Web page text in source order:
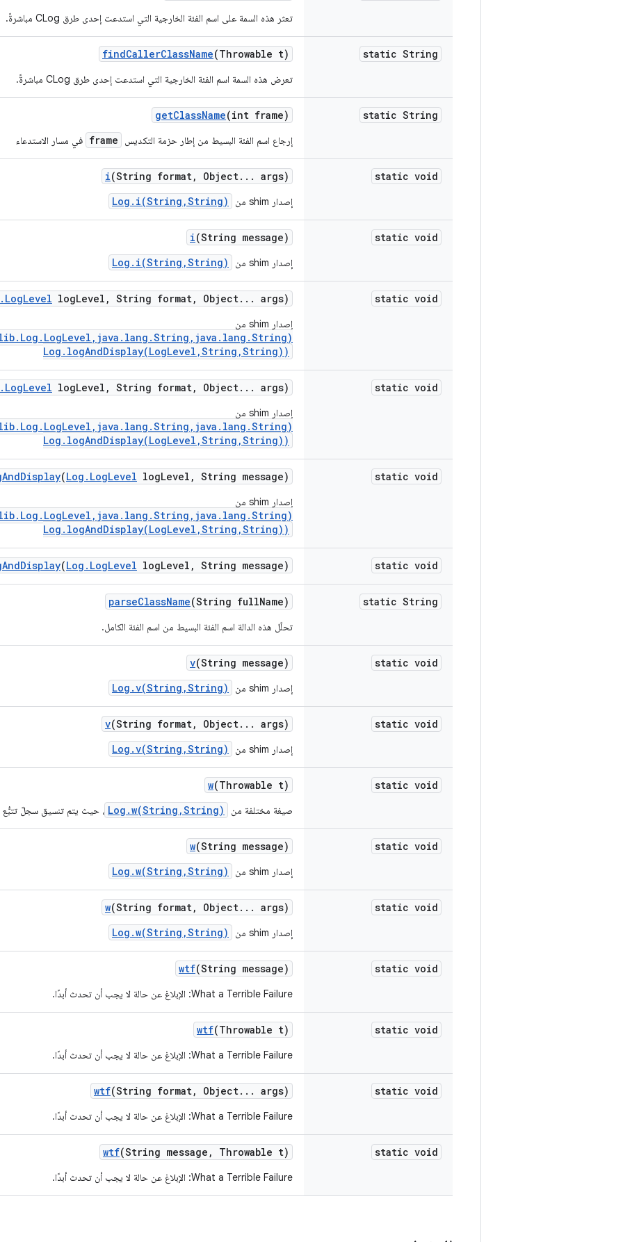
تعثر هذه السمة على اسم الفئة الخارجية التي استدعت إحدى طرق CLog مباشرةً.
static String
findCallerClassName(Throwable t)
تعرض هذه السمة اسم الفئة الخارجية التي استدعت إحدى طرق CLog مباشرةً.
static String
getClassName(int frame)
إرجاع اسم الفئة البسيط من إطار حزمة التكديس frame في مسار الاستدعاء
static void
i(String format, Object. . . args)
إصدار shim من Log.i(String,String)
static void
i(String message)
إصدار shim من Log.i(String,String)
static void
. LogLevel logLevel , String format, Object. . . args)
إصدار shim من
Log.logAndDisplay(LogLevel,String,String))
static void
. LogLevel logLevel , String format, Object. . . args)
إصدار shim من
Log.logAndDisplay(LogLevel,String,String))
static void
AndDisplay(Log . LogLevel logLevel , String message)
إصدار shim من
Log.logAndDisplay(LogLevel,String,String))
static void
AndDisplay(Log . LogLevel logLevel , String message)
static String
parseClassName(String fullName)
تحلّل هذه الدالة اسم الفئة البسيط من اسم الفئة الكامل.
static void
v(String message)
إصدار shim من Log.v(String,String)
static void
v(String format, Object. . . args)
إصدار shim من Log.v(String,String)
static void
w(Throwable t)
صيغة مختلفة من Log.w(String,String) ، حيث يتم تنسيق سجلّ تتبُّع
static void
w(String message)
إصدار shim من Log.w(String,String)
static void
w(String format, Object. . . args)
إصدار shim من Log.w(String,String)
static void
wtf(String message)
What a Terrible Failure: الإبلاغ عن حالة لا يجب أن تحدث أبدًا.
static void
wtf(Throwable t)
What a Terrible Failure: الإبلاغ عن حالة لا يجب أن تحدث أبدًا.
static void
wtf(String format, Object. . . args)
What a Terrible Failure: الإبلاغ عن حالة لا يجب أن تحدث أبدًا.
static void
wtf(String message , Throwable t)
What a Terrible Failure: الإبلاغ عن حالة لا يجب أن تحدث أبدًا.